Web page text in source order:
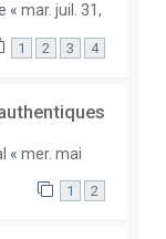
« mar. juil. 31,
1 2 3 4
« mer. mai
1 2